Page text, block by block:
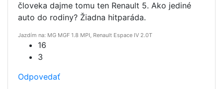
človeka dajme tomu ten Renault 5. Ako jediné
auto do rodiny? Žiadna hitparáda.
Jazdím na: MG MGF 1.8 MPI, Renault Espace IV 2.0T
16
3
Odpovedať